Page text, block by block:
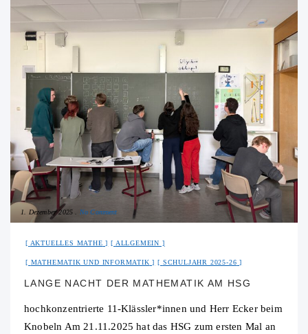
1. Dezember 2025 No Comment
AKTUELLES MATHE ALLGEMEIN
MATHEMATIK UND INFORMATIK SCHULJAHR 2025-26
LANGE NACHT DER MATHEMATIK AM HSG
hochkonzentrierte 11-Klässler*innen und Herr Ecker beim
Knobeln Am 21.11.2025 hat das HSG zum ersten Mal an